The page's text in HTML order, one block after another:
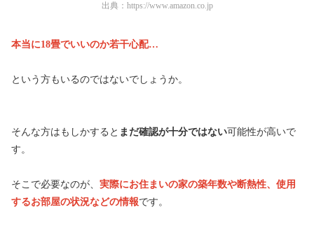
出典： https://www.amazon.co.jp
本当に18畳でいいのか若干心配…
という方もいるのではないでしょうか。
そんな方はもしかすると まだ確認が十分ではない可能性が高いで
す。
そこで必要なのが、 実際にお住まいの家の築年数や断熱性、使用
するお部屋の状況などの情報です。